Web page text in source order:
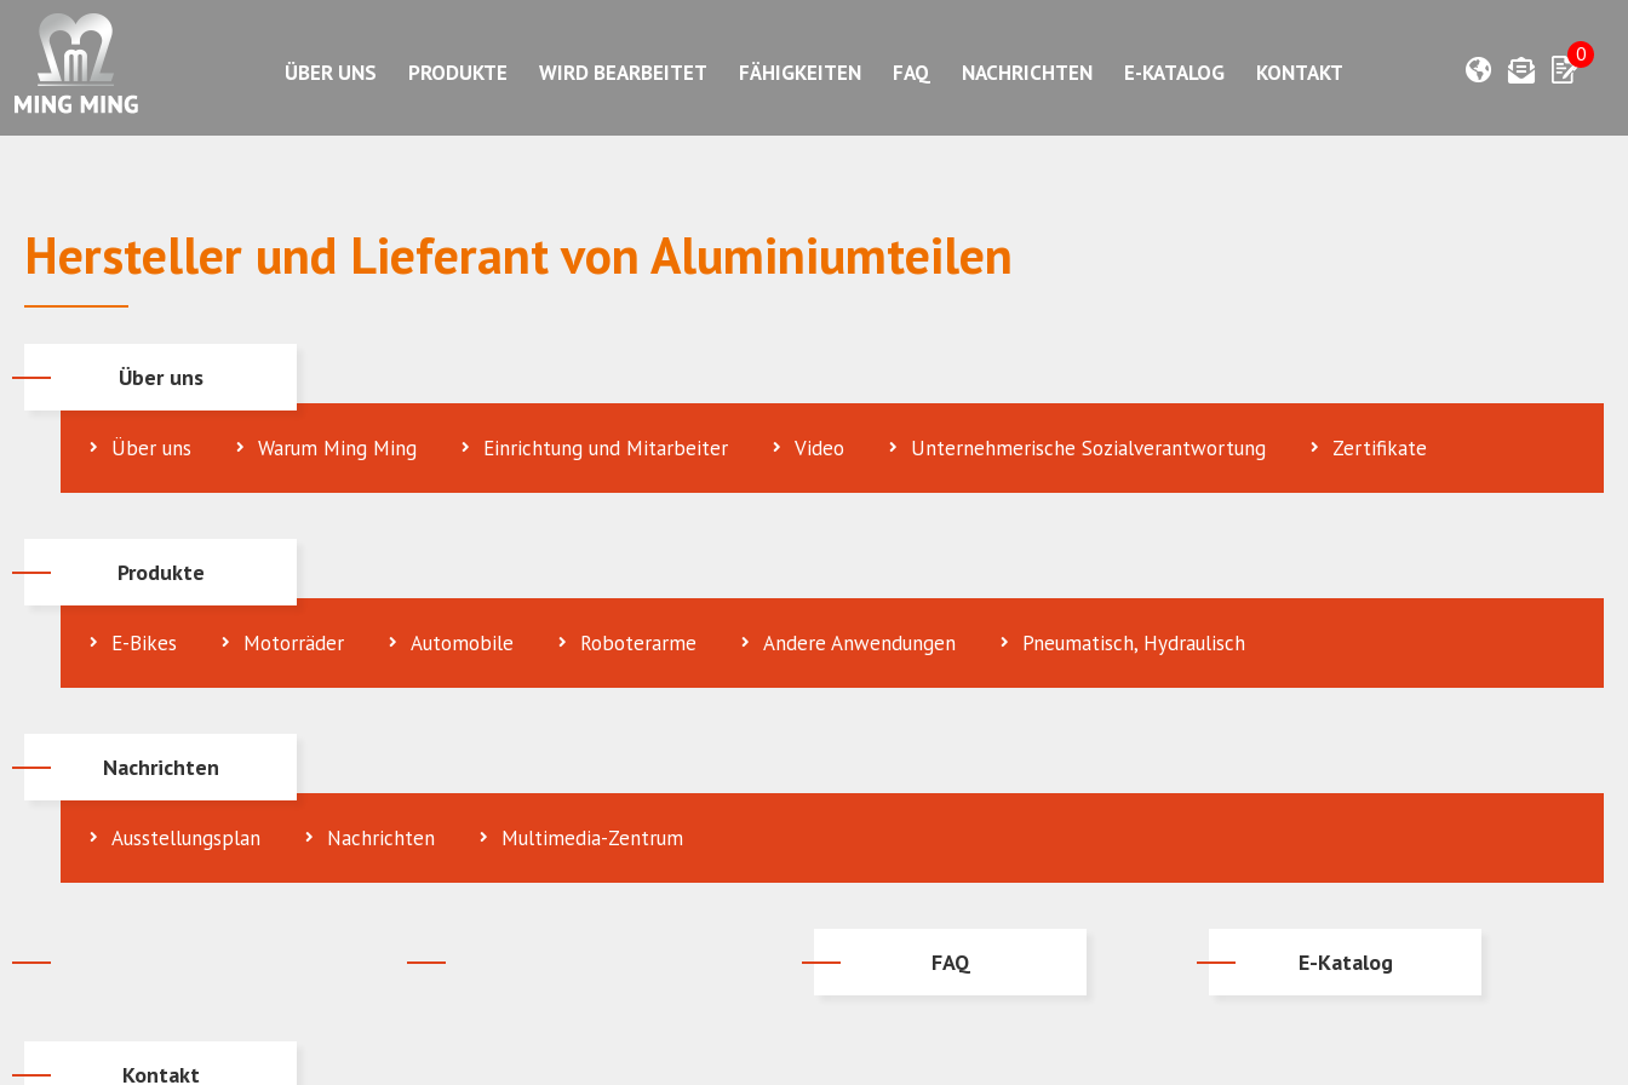
0
ÜBER UNS PRODUKTE WIRD BEARBEITET FÄHIGKEITEN FAQ NACHRICHTEN E-KATALOG KONTAKT
Hersteller und Lieferant von Aluminiumteilen
Über uns
Über uns Warum Ming Ming Einrichtung und Mitarbeiter Video Unternehmerische Sozialverantwortung Zertifikate
Produkte
E-Bikes Motorräder Automobile Roboterarme Andere Anwendungen Pneumatisch, Hydraulisch
Nachrichten
Ausstellungsplan Nachrichten Multimedia-Zentrum
FAQ E-Katalog
Kontakt